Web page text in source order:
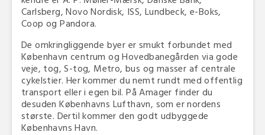
Carlsberg, Novo Nordisk, ISS, Lundbeck, e-Boks,
Coop og Pandora.
De omkringliggende byer er smukt forbundet med
København centrum og Hovedbanegården via gode
veje, tog, S-tog, Metro, bus og masser af centrale
cykelstier. Her kommer du nemt rundt med offentlig
transport eller i egen bil. På Amager finder du
desuden Københavns Lufthavn, som er nordens
største. Dertil kommer den godt udbyggede
Københavns Havn.